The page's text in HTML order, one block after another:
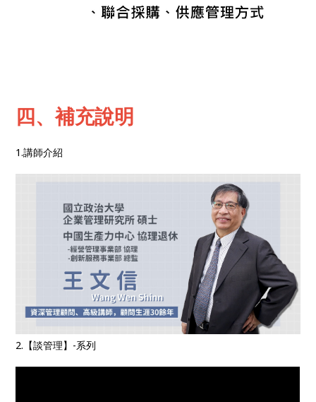
四、補充說明
1.講師介紹
2.【談管理】-系列